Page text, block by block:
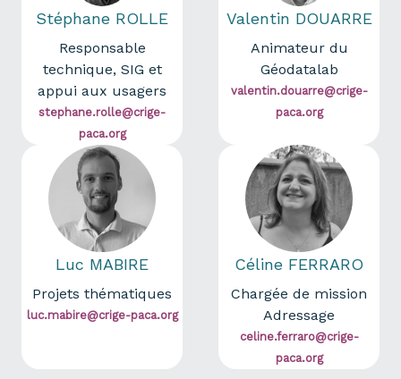
Stéphane ROLLE
Responsable
technique, SIG et
appui aux usagers
stephane.rolle@crige-
paca.org
Valentin DOUARRE
Animateur du
Géodatalab
valentin.douarre@crige-
paca.org
Luc MABIRE
Projets thématiques
luc.mabire@crige-paca.org
Céline FERRARO
Chargée de mission
Adressage
celine.ferraro@crige-
paca.org